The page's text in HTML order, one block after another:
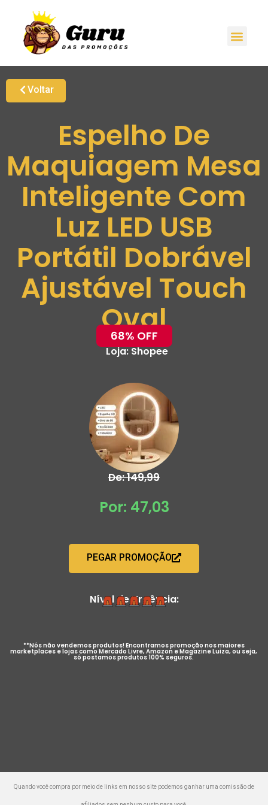
Voltar
Espelho De
Maquiagem Mesa
Inteligente Com
Luz LED USB
Portátil Dobrável
Ajustável Touch
Oval
68% OFF
Loja:Shopee
De: 149,99
Por: 47,03
PEGAR PROMOÇÃO
Nível de Urgência:
**Nós não vendemos produtos! Encontramos promoção nos maiores
marketplaces e lojas como Mercado Livre, Amazon e Magazine Luiza, ou seja,
só postamos produtos 100% seguros.
Quando você compra por meio de links em nosso site podemos ganhar uma comissão de